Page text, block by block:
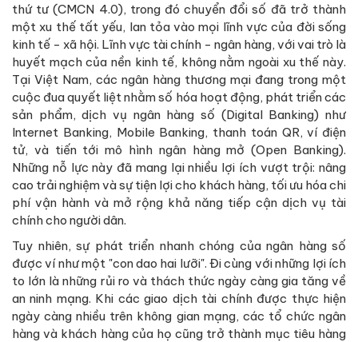
thứ tư (CMCN 4.0), trong đó chuyển đổi số đã trở thành
một xu thế tất yếu, lan tỏa vào mọi lĩnh vực của đời sống
kinh tế - xã hội. Lĩnh vực tài chính - ngân hàng, với vai trò là
huyết mạch của nền kinh tế, không nằm ngoài xu thế này.
Tại Việt Nam, các ngân hàng thương mại đang trong một
cuộc đua quyết liệt nhằm số hóa hoạt động, phát triển các
sản phẩm, dịch vụ ngân hàng số (Digital Banking) như
Internet Banking, Mobile Banking, thanh toán QR, ví điện
tử, và tiến tới mô hình ngân hàng mở (Open Banking).
Những nỗ lực này đã mang lại nhiều lợi ích vượt trội: nâng
cao trải nghiệm và sự tiện lợi cho khách hàng, tối ưu hóa chi
phí vận hành và mở rộng khả năng tiếp cận dịch vụ tài
chính cho người dân.
Tuy nhiên, sự phát triển nhanh chóng của ngân hàng số
được ví như một "con dao hai lưỡi". Đi cùng với những lợi ích
to lớn là những rủi ro và thách thức ngày càng gia tăng về
an ninh mạng. Khi các giao dịch tài chính được thực hiện
ngày càng nhiều trên không gian mạng, các tổ chức ngân
hàng và khách hàng của họ cũng trở thành mục tiêu hàng